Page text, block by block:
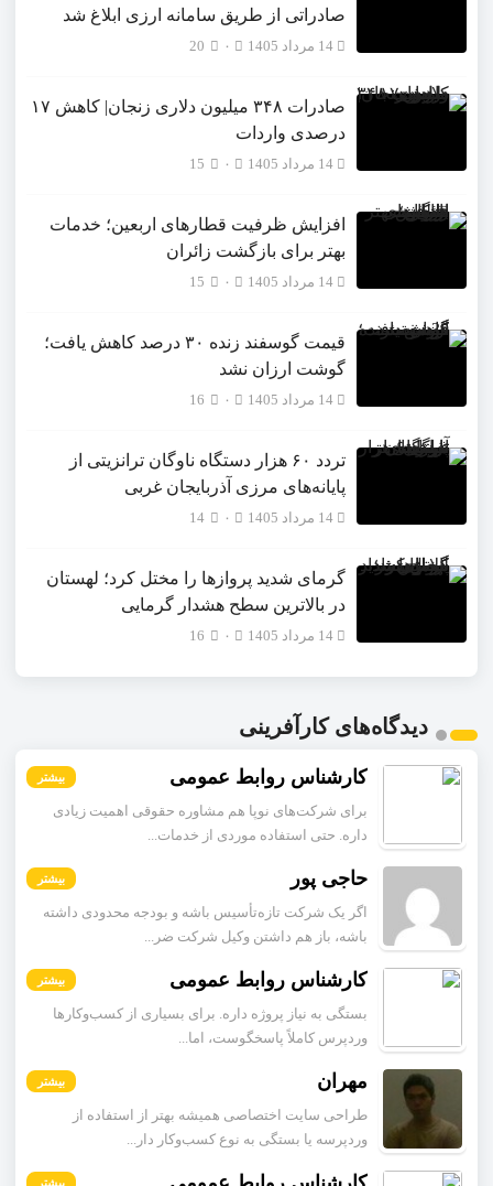
صادراتی از طریق سامانه ارزی ابلاغ شد
14 مرداد 1405 20
صادرات ۳۴۸ میلیون دلاری زنجان| ‌کاهش ۱۷
درصدی واردات
14 مرداد 1405 15
افزایش ظرفیت قطارهای اربعین؛ خدمات
بهتر برای بازگشت زائران
14 مرداد 1405 15
قیمت گوسفند زنده ۳۰ درصد کاهش یافت؛
گوشت ارزان نشد
14 مرداد 1405 16
تردد ۶۰ هزار دستگاه ناوگان ترانزیتی از
پایانه‌های مرزی آذربایجان ‌غربی
14 مرداد 1405 14
گرمای شدید پروازها را مختل کرد؛ لهستان
در بالاترین سطح هشدار گرمایی
14 مرداد 1405 16
دیدگاه‌های کارآفرینی
کارشناس روابط عمومی بیشتر
برای شرکت‌های نوپا هم مشاوره حقوقی اهمیت زیادی
داره. حتی استفاده موردی از خدمات...
حاجی پور بیشتر
اگر یک شرکت تازه‌تأسیس باشه و بودجه محدودی داشته
باشه، باز هم داشتن وکیل شرکت ضر...
کارشناس روابط عمومی بیشتر
بستگی به نیاز پروژه داره. برای بسیاری از کسب‌وکارها
وردپرس کاملاً پاسخگوست، اما...
مهران بیشتر
طراحی سایت اختصاصی همیشه بهتر از استفاده از
وردپرسه یا بستگی به نوع کسب‌وکار دار...
بیشتر